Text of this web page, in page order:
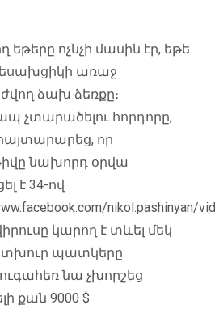
եթերը ոչնչի մասին էր, եթե
առաջ
ձախ ձեռքը։
չտարածելու հորդորը,
որ
նախորդ օրվա
է 34-ով
nikol.pashinyan/
կարող է տևել մեկ
տխուր պատկերը
նա չխորշեց
քան 9000 $